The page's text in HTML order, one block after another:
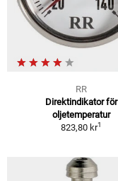
RR
Direktindikator för
oljetemperatur
823,80 kr1